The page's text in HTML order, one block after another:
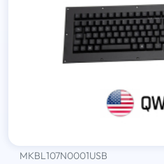
MKBL107N0001USB